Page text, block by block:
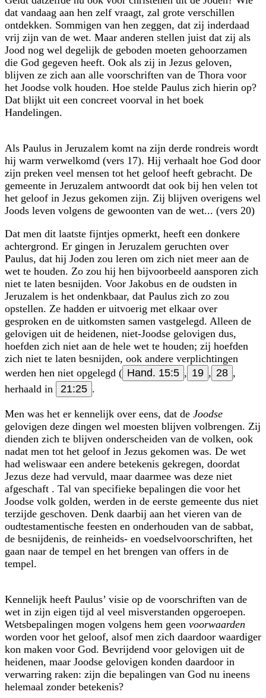
dat vandaag aan hen zelf vraagt, zal grote verschillen
ontdekken. Sommigen van hen zeggen, dat zij inderdaad
vrij zijn van de wet. Maar anderen stellen juist dat zij als
Jood nog wel degelijk de geboden moeten gehoorzamen
die God gegeven heeft. Ook als zij in Jezus geloven,
blijven ze zich aan alle voorschriften van de Thora voor
het Joodse volk houden. Hoe stelde Paulus zich hierin op?
Dat blijkt uit een concreet voorval in het boek
Handelingen.
Als Paulus in Jeruzalem komt na zijn derde rondreis wordt
hij warm verwelkomd (vers 17). Hij verhaalt hoe God door
zijn preken veel mensen tot het geloof heeft gebracht. De
gemeente in Jeruzalem antwoordt dat ook bij hen velen tot
het geloof in Jezus gekomen zijn. Zij blijven overigens wel
Joods leven volgens de gewoonten van de wet... (vers 20)
Dat men dit laatste fijntjes opmerkt, heeft een donkere
achtergrond. Er gingen in Jeruzalem geruchten over
Paulus, dat hij Joden zou leren om zich niet meer aan de
wet te houden. Zo zou hij hen bijvoorbeeld aansporen zich
niet te laten besnijden. Voor Jakobus en de oudsten in
Jeruzalem is het ondenkbaar, dat Paulus zich zo zou
opstellen. Ze hadden er uitvoerig met elkaar over
gesproken en de uitkomsten samen vastgelegd. Alleen de
gelovigen uit de heidenen, niet-Joodse gelovigen dus,
hoefden zich niet aan de hele wet te houden; zij hoefden
zich niet te laten besnijden, ook andere verplichtingen
werden hen niet opgelegd ( Hand. 15:5 , 19 , 28 ,
herhaald in
21:25 .
Men was het er kennelijk over eens, dat de Joodse
gelovigen deze dingen wel moesten blijven volbrengen. Zij
dienden zich te blijven onderscheiden van de volken, ook
nadat men tot het geloof in Jezus gekomen was. De wet
had weliswaar een andere betekenis gekregen, doordat
Jezus deze had vervuld, maar daarmee was deze niet
afgeschaft . Tal van specifieke bepalingen die voor het
Joodse volk golden, werden in de eerste gemeente dus niet
terzijde geschoven. Denk daarbij aan het vieren van de
oudtestamentische feesten en onderhouden van de sabbat,
de besnijdenis, de reinheids- en voedselvoorschriften, het
gaan naar de tempel en het brengen van offers in de
tempel.
Kennelijk heeft Paulus’ visie op de voorschriften van de
wet in zijn eigen tijd al veel misverstanden opgeroepen.
Wetsbepalingen mogen volgens hem geen voor­waarden
worden voor het geloof, alsof men zich daardoor waardiger
kon maken voor God. Bevrijdend voor gelovigen uit de
heidenen, maar Joodse gelovigen konden daardoor in
verwarring raken: zijn die bepalingen van God nu ineens
helemaal zonder betekenis?